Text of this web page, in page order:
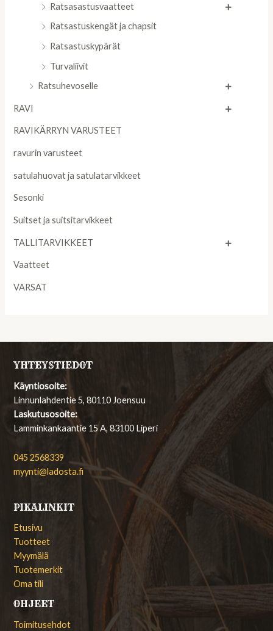
Ratsasastusvaatteet
Ratsastuskengät ja chapsit
Ratsastuskypärät
Turvaliivit
Ratsuhevoselle
RAVI
RAVIKÄRRYN VARUSTEET
ravurin varusteet
satulahuovat ja satulatarvikkeet
Sesonki
Suitset ja suitsitarvikkeet
TALLITARVIKKEET
Vaatteet
VARSAT
YHTEYSTIEDOT
Käyntiosoite:
Linnunlahdentie 5, 80110 Joensuu
Laskutusosoite:
Lamminkankaantie 15 A, 83100 Liperi
045 2568339
myynti@ladosta.fi
PIKALINKIT
Etusivu
Tuotteet
Myymälä
Tuotemerkit
Oma tili
OHJEET
Toimitusehdot